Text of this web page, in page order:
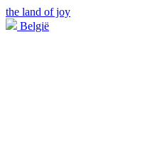
the land of joy
België